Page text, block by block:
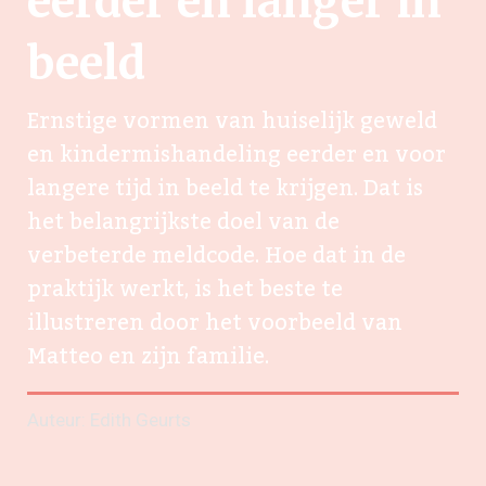
ook: ‘Het staat op de agenda en verdwijnt niet in een la.’
En Annette Voerman, GZ-psycholoog op de
verslavingsafdeling van IrisZorg, is er alert op als zij
verwaarlozing signaleren is een taak die tegenwoordig
ook bij hulp aan volwassenen hoort, en niet alleen bij
jeugdzorg, zoals we gewend waren te denken. De
meldcode is nu verweven in het hulpverleningsproces, je
kunt er niet meer omheen. Het is net zoals met de
huidige aandacht voor het milieu: nu zie je hoeveel
koekjes in plastic verpakt zijn, vroeger was je je daar niet
bewust van.’
beeld
Ernstige vormen van huiselijk geweld
en kindermishandeling eerder en voor
langere tijd in beeld te krijgen. Dat is
het belangrijkste doel van de
verbeterde meldcode. Hoe dat in de
praktijk werkt, is het beste te
illustreren door het voorbeeld van
Matteo en zijn familie.
Auteur: Edith Geurts